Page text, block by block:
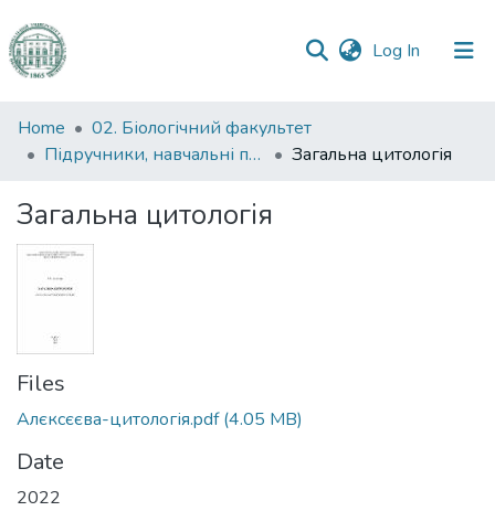
Log In (current)
Communities
&
All of DSpace
Statistics
Home
02. Біологічний факультет
Підручники, навчальні посібники та інші науково- та навчально-методичні праці БФ
Загальна цитологія
Загальна цитологія
Files
Алєксєєва-цитологія.pdf(4.05 MB)
Date
2022